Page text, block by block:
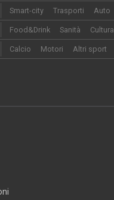
Smart-city Trasporti Auto
Food&Drink Sanità Cultura
Calcio Motori Altri sport